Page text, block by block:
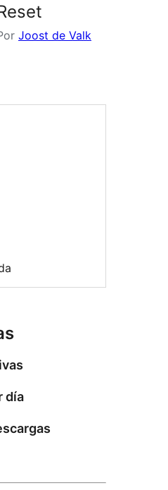
Joost de Valk
día